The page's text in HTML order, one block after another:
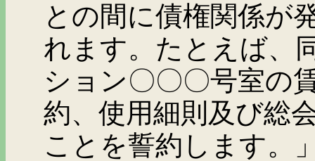
との間に債権関係が
れます。たとえば、
ション〇〇〇号室の
約、使用細則及び総
ことを誓約します。